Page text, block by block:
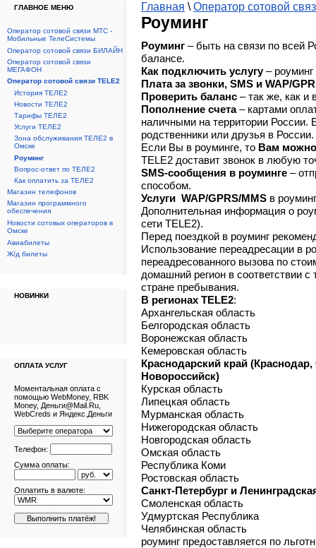
Главная \ Оператор сотовой
Роуминг
Роуминг – быть на связи по всей
балансе.
Как подключить услугу– роуминг
Плата за звонки, SMS и WAP/
Проверить баланс – так же, как и
Пополнение счета– картами
наличными на территории России.
родственники или друзья в России.
Если Вы в роуминге, то Вам
TELE2 доставит звонок в любую
SMS-сообщения в роуминге –
способом.
Услуги WAP/GPRS/MMS в
Дополнительная информация о
сети TELE2).
Перед поездкой в роуминг
Использование переадресации в
переадресованного вызова по
домашний регион в соответствии
стране пребывания.
В регионах TELE2:
Архангельская область
Белгородская область
Воронежская область
Кемеровская область
Краснодарский край
Новороссийск)
Курская область
Липецкая область
Мурманская область
Нижегородская область
Новгородская область
Омская область
Республика Коми
Ростовская область
Санкт-Петербург и
Смоленская область
Удмуртская Республика
Челябинская область
роуминг предоставляется по
ГЛАВНОЕ МЕНЮ
Оператор сотовой связи МТС -
Мобильные ТелеСистемы
Оператор сотовой связи БИЛАЙН
Оператор сотовой связи
МЕГАФОН
Оператор сотовой связи TELE2
История ТЕЛЕ2
Новости ТЕЛЕ2
Тарифы ТЕЛЕ2
Услуги ТЕЛЕ2
Зона обслуживания ТЕЛЕ2 в
Омске
Роуминг
Вопрос-ответ по ТЕЛЕ2
Как оплатить за ТЕЛЕ2
Магазин телефонов
Магазин программного
обеспечения
Новости сотовых операторов в
Омске
Авиабилеты
Ж/д билеты
НОВИНКИ
ОПЛАТА УСЛУГ
Моментальная оплата с
помощью WebMoney, RBK
Money, Деньги@Mail.Ru,
WebCreds и Яндекс.Деньги
Телефон:
Сумма оплаты:
Оплатить в валюте: